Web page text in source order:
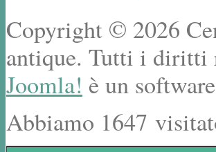
Copyright © 2026
antique. Tutti i diritti
Joomla! è un
Abbiamo 1647